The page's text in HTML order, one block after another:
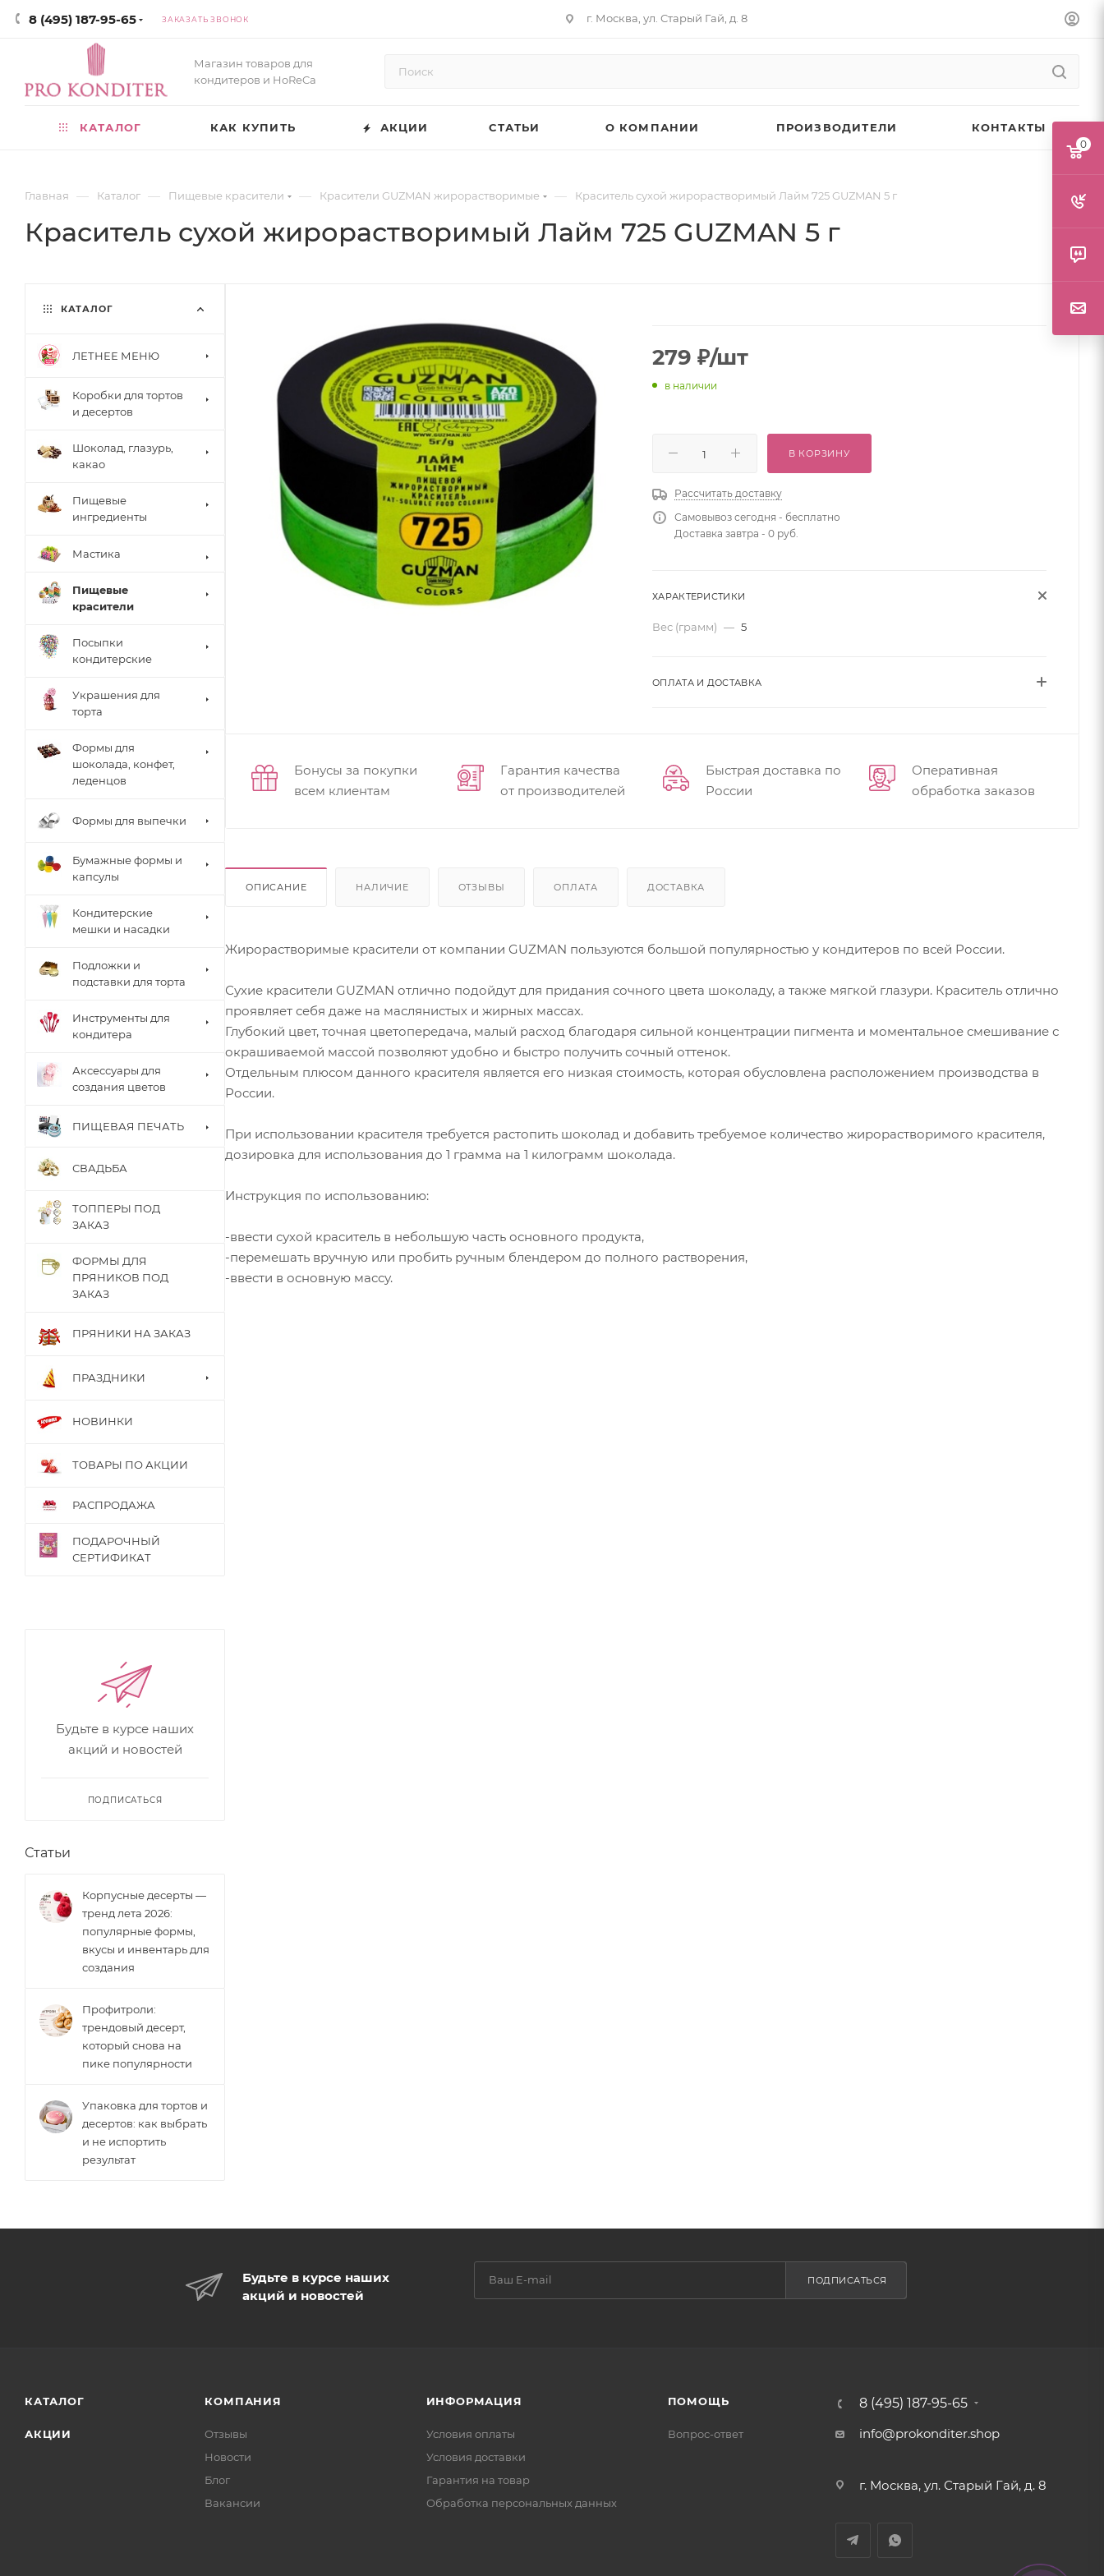
8 (495) 187-95-65 ЗАКАЗАТЬ ЗВОНОК г. Москва, ул. Старый Гай, д. 8
Магазин товаров для
кондитеров и HoReCa
КАТАЛОГ КАК КУПИТЬ АКЦИИ СТАТЬИ О КОМПАНИИ ПРОИЗВОДИТЕЛИ КОНТАКТЫ
Главная — Каталог — Пищевые красители — Красители GUZMAN жирорастворимые — Краситель сухой жирорастворимый Лайм 725 GUZMAN 5 г
Краситель сухой жирорастворимый Лайм 725 GUZMAN 5 г
279 ₽/шт
в наличии
В КОРЗИНУ
Рассчитать доставку
Самовывоз сегодня - бесплатно
Доставка завтра - 0 руб.
ХАРАКТЕРИСТИКИ
Вес (грамм) — 5
ОПЛАТА И ДОСТАВКА
Бонусы за покупки
всем клиентам
Гарантия качества
от производителей
Быстрая доставка по
России
Оперативная
обработка заказов
ОПИСАНИЕ НАЛИЧИЕ ОТЗЫВЫ ОПЛАТА ДОСТАВКА
Жирорастворимые красители от компании GUZMAN пользуются большой популярностью у кондитеров по всей России.
Сухие красители GUZMAN отлично подойдут для придания сочного цвета шоколаду, а также мягкой глазури. Краситель отлично
проявляет себя даже на маслянистых и жирных массах.
Глубокий цвет, точная цветопередача, малый расход благодаря сильной концентрации пигмента и моментальное смешивание с
окрашиваемой массой позволяют удобно и быстро получить сочный оттенок.
Отдельным плюсом данного красителя является его низкая стоимость, которая обусловлена расположением производства в
России.
При использовании красителя требуется растопить шоколад и добавить требуемое количество жирорастворимого красителя,
дозировка для использования до 1 грамма на 1 килограмм шоколада.
Инструкция по использованию:
-ввести сухой краситель в небольшую часть основного продукта,
-перемешать вручную или пробить ручным блендером до полного растворения,
-ввести в основную массу.
КАТАЛОГ
ЛЕТНЕЕ МЕНЮ
Коробки для тортов
и десертов
Шоколад, глазурь,
какао
Пищевые
ингредиенты
Мастика
Пищевые
красители
Посыпки
кондитерские
Украшения для
торта
Формы для
шоколада, конфет,
леденцов
Формы для выпечки
Бумажные формы и
капсулы
Кондитерские
мешки и насадки
Подложки и
подставки для торта
Инструменты для
кондитера
Аксессуары для
создания цветов
ПИЩЕВАЯ ПЕЧАТЬ
СВАДЬБА
ТОППЕРЫ ПОД
ЗАКАЗ
ФОРМЫ ДЛЯ
ПРЯНИКОВ ПОД
ЗАКАЗ
ПРЯНИКИ НА ЗАКАЗ
ПРАЗДНИКИ
НОВИНКИ
ТОВАРЫ ПО АКЦИИ
РАСПРОДАЖА
ПОДАРОЧНЫЙ
СЕРТИФИКАТ
Будьте в курсе наших
акций и новостей
ПОДПИСАТЬСЯ
Статьи
Корпусные десерты —
тренд лета 2026:
популярные формы,
вкусы и инвентарь для
создания
Профитроли:
трендовый десерт,
который снова на
пике популярности
Упаковка для тортов и
десертов: как выбрать
и не испортить
результат
Будьте в курсе наших
акций и новостей
ПОДПИСАТЬСЯ
КАТАЛОГ
АКЦИИ
КОМПАНИЯ
Отзывы
Новости
Блог
Вакансии
ИНФОРМАЦИЯ
Условия оплаты
Условия доставки
Гарантия на товар
Обработка персональных данных
ПОМОЩЬ
Вопрос-ответ
8 (495) 187-95-65
info@prokonditer.shop
г. Москва, ул. Старый Гай, д. 8
0